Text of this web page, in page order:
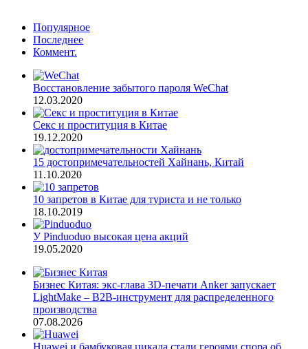
Популярное
Последнее
Коммент.
Восстановление забытого пароля WeChat
12.03.2020
Секс и проституция в Китае
19.12.2020
15 достопримечательностей Хайнань, Китай
11.10.2020
10 запретов в Китае для туриста и не только
18.10.2019
У Pinduoduo высокая цена акций
19.05.2020
Бизнес Китая: экс-глава 3D-печати Anker запускает
LightMake – B2B-инструмент для распределенного
производства
07.08.2026